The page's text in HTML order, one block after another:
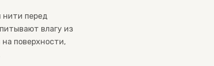
нити перед
влагу из
поверхности,